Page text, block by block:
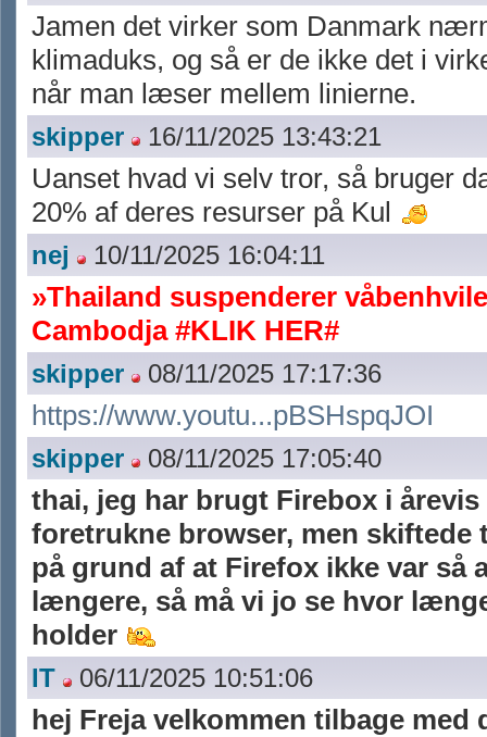
Jamen det virker som Danmark
klimaduks, og så er de ikke det i
når man læser mellem linierne.
skipper 16/11/2025 13:43:21
Uanset hvad vi selv tror, så bruger
20% af deres resurser på Kul
nej 10/11/2025 16:04:11
»Thailand suspenderer
Cambodja #KLIK HER#
skipper 08/11/2025 17:17:36
https://www.youtu...pBSHspqJOI
skipper 08/11/2025 17:05:40
thai, jeg har brugt Firebox i
foretrukne browser, men skiftede
på grund af at Firefox ikke var så
længere, så må vi jo se hvor
holder
IT 06/11/2025 10:51:06
hej Freja velkommen tilbage med